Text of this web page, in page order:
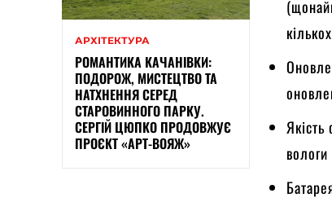
АРХІТЕКТУРА
РОМАНТИКА КАЧАНІВКИ:
ПОДОРОЖ, МИСТЕЦТВО ТА
НАТХНЕННЯ СЕРЕД
СТАРОВИННОГО ПАРКУ.
СЕРГІЙ ЦЮПКО ПРОДОВЖУЄ
ПРОЄКТ «АРТ-ВОЯЖ»
Якість